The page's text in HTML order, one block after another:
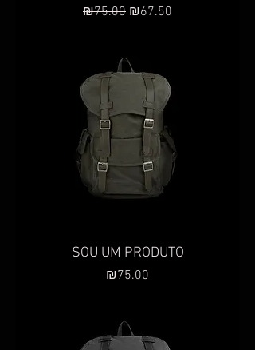
Preço normal
₪75.00 Preço promocional
₪67.50
SOU UM PRODUTO
Preço
₪75.00